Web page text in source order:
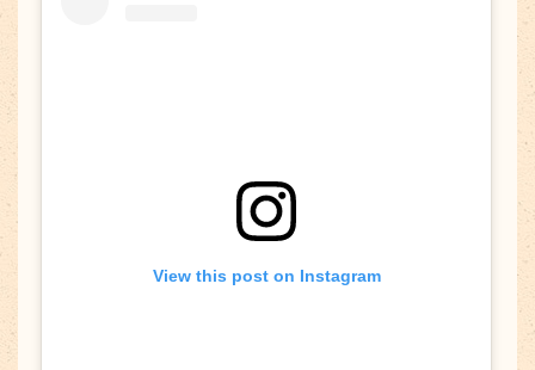
View this post on Instagram